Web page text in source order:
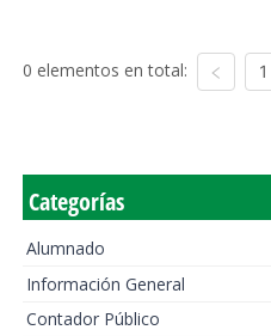
0 elementos en total: 1
Categorías
Alumnado
Información General
Contador Público